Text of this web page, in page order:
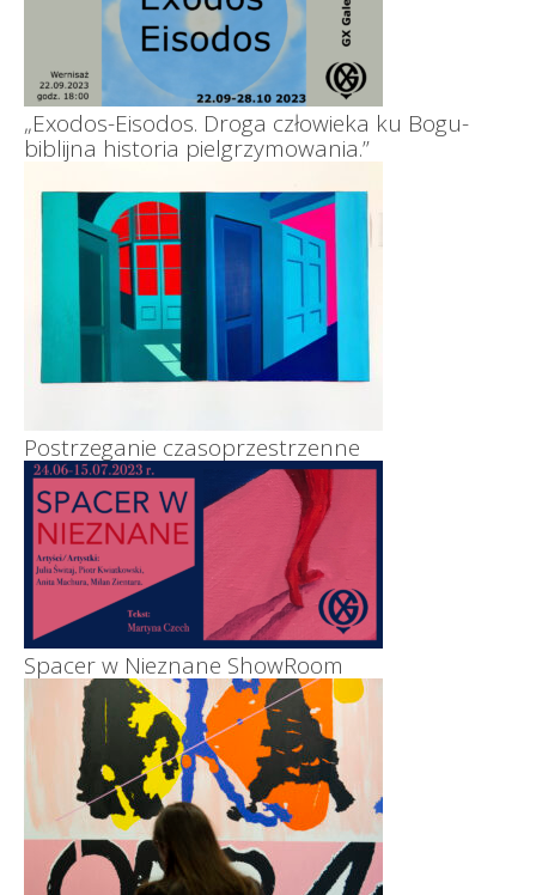
„Exodos-Eisodos. Droga człowieka ku Bogu-
biblijna historia pielgrzymowania.”
Postrzeganie czasoprzestrzenne
Spacer w Nieznane ShowRoom